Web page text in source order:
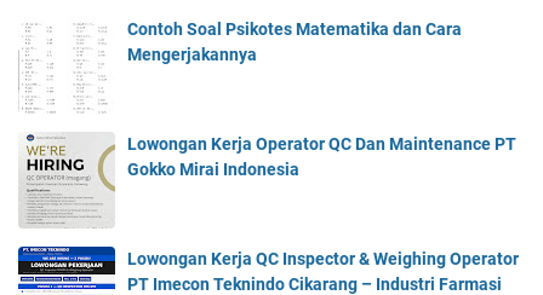
Contoh Soal Psikotes Matematika dan Cara
Mengerjakannya
Lowongan Kerja Operator QC Dan Maintenance PT
Gokko Mirai Indonesia
Lowongan Kerja QC Inspector & Weighing Operator
PT Imecon Teknindo Cikarang – Industri Farmasi